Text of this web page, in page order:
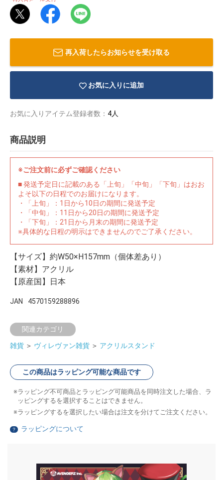
再入荷したらお知らせを受け取る
お気に入りに追加
お気に入りアイテム登録者数： 4人
商品説明
※ご注文前に必ずご確認ください
■ 発送予定日に記載のある「上旬」「中旬」「下旬」はおお
よそ以下の日程でのお届けになります。
・「上旬」：1日から10日の期間に発送予定
・「中旬」：11日から20日の期間に発送予定
・「下旬」：21日から月末の期間に発送予定
※具体的な日程の明示はできませんのでご了承ください。
【サイズ】約W50×H157mm（個体差あり）
【素材】アクリル
【原産国】日本
JAN 4570159288896
関連カテゴリ
雑貨 ＞ ヴィレヴァン雑貨 ＞ アクリルスタンド
この商品はラッピング可能な商品です
ラッピング不可商品とラッピング可能商品を同時注文した場合、ラ
ッピングするを選択することはできません。
ラッピングするを選択したい場合は注文を分けてご注文ください。
？ ラッピングについて
イラストレ
ーター
アダルトグ
ッズ